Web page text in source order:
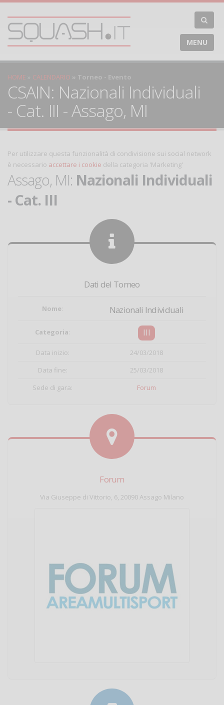
MENU
HOME CALENDARIO Torneo - Evento
CSAIN: Nazionali Individuali
- Cat. III - Assago, MI
Per utilizzare questa funzionalità di condivisione sui social network
è necessario accettare i cookie della categoria 'Marketing'
Assago, MI: Nazionali Individuali
- Cat. III
Dati del Torneo
Nome: Nazionali Individuali
Categoria: III
Data inizio:
24/03/2018
Data fine:
25/03/2018
Sede di gara:
Forum
Forum
Via Giuseppe di Vittorio, 6, 20090 Assago Milano